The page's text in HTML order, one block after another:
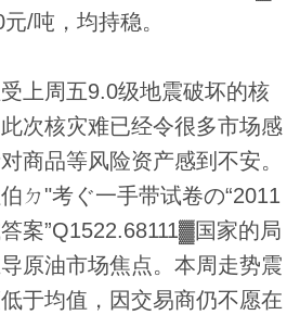
/吨，均持稳。
周五9.0级地震破坏的核
次核灾难已经令很多市场感
商品等风险资产感到不安。
ㄉ"考ぐ一手带试卷の“2011
案”Q1522.68111▓国家的局
原油市场焦点。本周走势震
于均值，因交易商仍不愿在